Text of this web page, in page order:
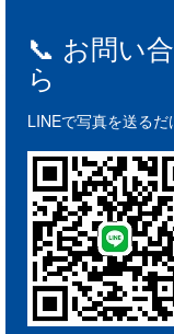
📞 お問い
ら
LINEで写真を送るだ